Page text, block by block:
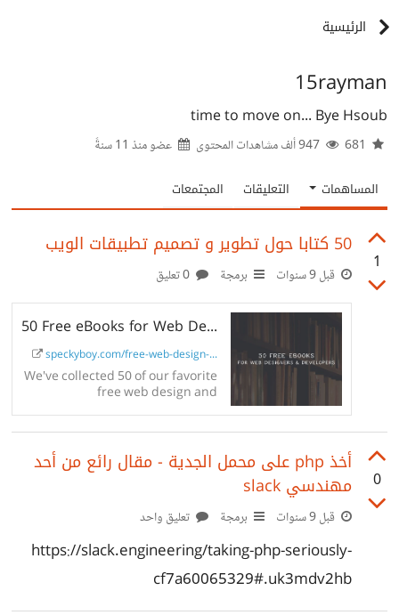
الرئيسية
15rayman
time to move on... Bye Hsoub
عضو منذ 11 سنةً
المساهمات التعليقات المجتمعات
1
50 كتابا حول تطوير و تصميم تطبيقات الويب
قبل 9 سنوات برمجة
50 Free eBooks for Web Designers & Developers
speckyboy.com/free-web-design-...
We've collected 50 of our favorite
free web design and
development books. Topics
more.
0
أخذ php على محمل الجدية - مقال رائع من أحد
مهندسي slack
قبل 9 سنوات برمجة تعليق واحد
https://slack.engineering/taking-php-seriously-
cf7a60065329#.uk3mdv2hb